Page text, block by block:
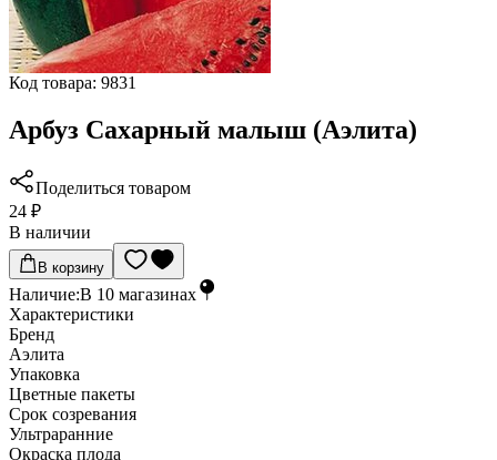
Код товара: 9831
Арбуз Сахарный малыш (Аэлита)
Поделиться товаром
24 ₽
В наличии
В корзину
Наличие:В 10 магазинах
Характеристики
Бренд
Аэлита
Упаковка
Цветные пакеты
Срок созревания
Ультраранние
Окраска плода